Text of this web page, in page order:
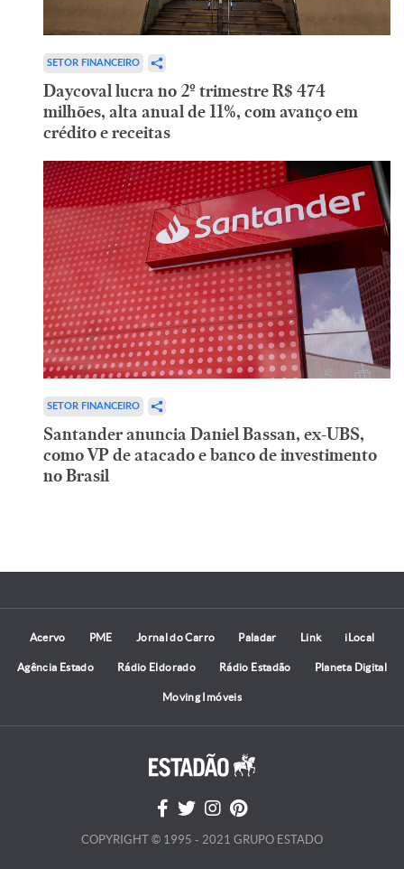
SETOR FINANCEIRO
Daycoval lucra no 2º trimestre R$ 474
milhões, alta anual de 11%, com avanço em
crédito e receitas
SETOR FINANCEIRO
Santander anuncia Daniel Bassan, ex-UBS,
como VP de atacado e banco de investimento
no Brasil
Acervo PME Jornal do Carro Paladar Link iLocal
Agência Estado Rádio Eldorado Rádio Estadão Planeta Digital
Moving Imóveis
COPYRIGHT © 1995 - 2021 GRUPO ESTADO